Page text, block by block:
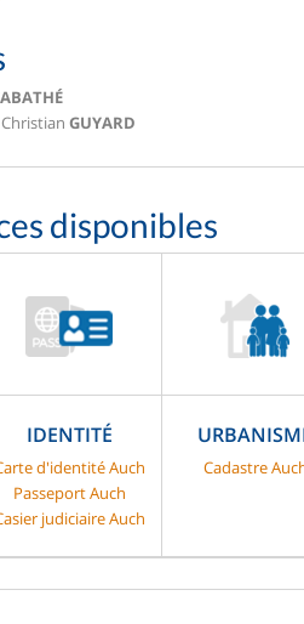
GUYARD
disponibles
IDENTITÉ
d'identité Auch
Passeport Auch
judiciaire Auch
Cadastre